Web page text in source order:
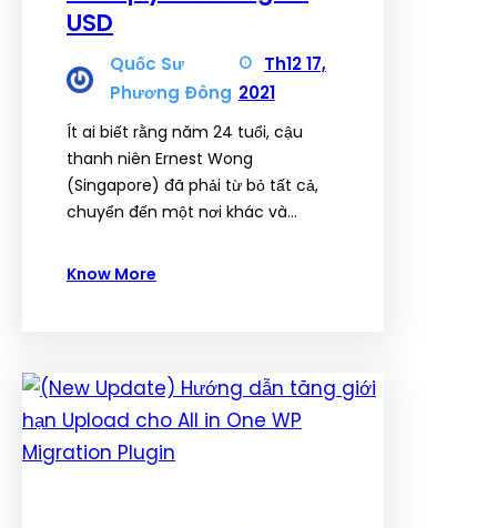
USD
Quốc Sư
Phương Đông
Th12 17,
2021
Ít ai biết rằng năm 24 tuổi, cậu
thanh niên Ernest Wong
(Singapore) đã phải từ bỏ tất cả,
chuyển đến một nơi khác và…
Know More